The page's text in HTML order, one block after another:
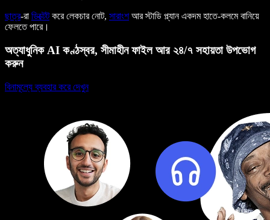
ছাত্র-রা ডিক্টেটকরে লেকচার নোট, সারাংশআর স্টাডি প্ল্যান একদম হাতে-কলমে বানিয়ে
ফেলতে পারে।
অত্যাধুনিক AI কণ্ঠস্বর, সীমাহীন ফাইল আর ২৪/৭ সহায়তা উপভোগ
করুন
বিনামূল্যে ব্যবহার করে দেখুন